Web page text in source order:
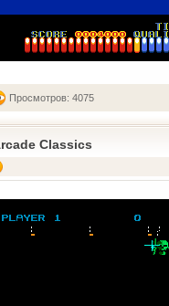
Просмотров: 4075
Classics